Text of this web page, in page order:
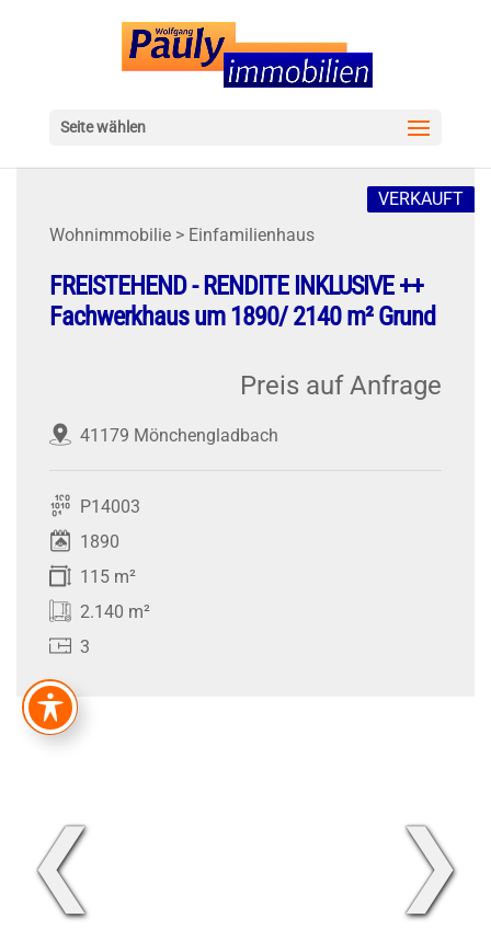
Seite wählen
Wohnimmobilie > Einfamilienhaus
VERKAUFT
FREISTEHEND - RENDITE INKLUSIVE ++
Fachwerkhaus um 1890/ 2140 m² Grund
41179 Mönchengladbach
Preis auf Anfrage
P14003
1890
115 m²
2.140 m²
3
❮ ❯